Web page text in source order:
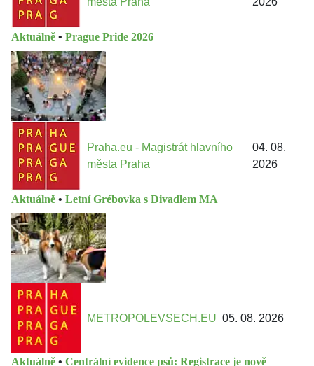
Aktuálně • Prague Pride 2026
Praha.eu - Magistrát hlavního
města Praha
04. 08.
2026
Aktuálně • Letní Grébovka s Divadlem MA
METROPOLEVSECH.EU 05. 08. 2026
Aktuálně • Centrální evidence psů: Registrace je nově